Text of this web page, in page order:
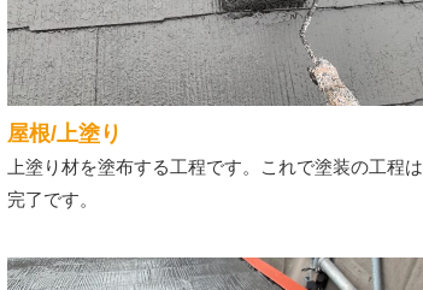
屋根/上塗り
上塗り材を塗布する工程です。これで塗装の工程は
完了です。